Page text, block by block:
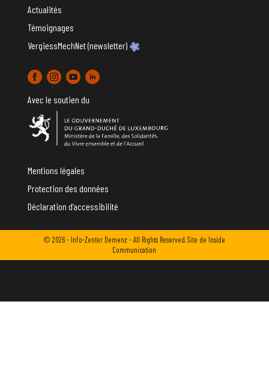
Actualités
Témoignages
VergiessMechNet (newsletter)
Avec le soutien du
Mentions légales
Protection des données
Déclaration d’accessibilité
© 2026 - Info-Zenter Demenz - All Rights Reserved. Site de Inside
Communication